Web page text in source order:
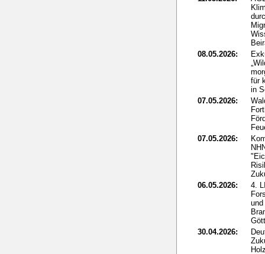
08.05.2026:
für
in
07.05.2026:
07.05.2026:
06.05.2026:
4.
30.04.2026: